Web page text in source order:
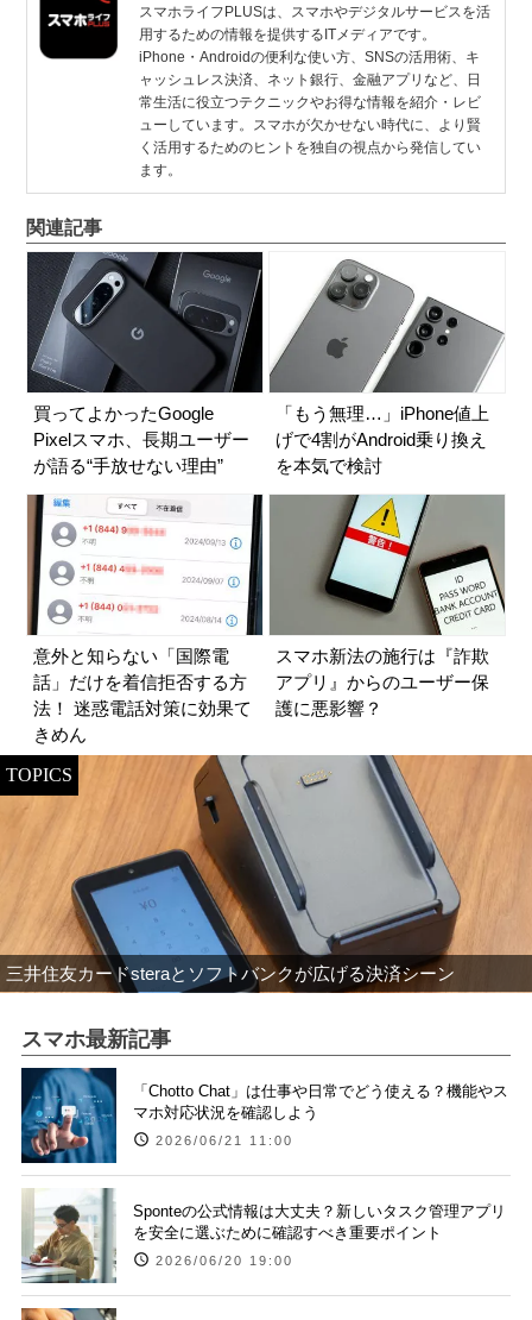
スマホライフPLUSは、スマホやデジタルサービスを活
用するための情報を提供するITメディアです。
iPhone・Androidの便利な使い方、SNSの活用術、キ
ャッシュレス決済、ネット銀行、金融アプリなど、日
常生活に役立つテクニックやお得な情報を紹介・レビ
ューしています。スマホが欠かせない時代に、より賢
く活用するためのヒントを独自の視点から発信してい
ます。
関連記事
買ってよかったGoogle
Pixelスマホ、長期ユーザー
が語る“手放せない理由”
「もう無理…」iPhone値上
げで4割がAndroid乗り換え
を本気で検討
意外と知らない「国際電
話」だけを着信拒否する方
法！ 迷惑電話対策に効果て
きめん
スマホ新法の施行は『詐欺
アプリ』からのユーザー保
護に悪影響？
TOPICS
三井住友カードsteraとソフトバンクが広げる決済シーン
スマホ最新記事
「Chotto Chat」は仕事や日常でどう使える？機能やス
マホ対応状況を確認しよう
2026/06/21 11:00
Sponteの公式情報は大丈夫？新しいタスク管理アプリ
を安全に選ぶために確認すべき重要ポイント
2026/06/20 19:00